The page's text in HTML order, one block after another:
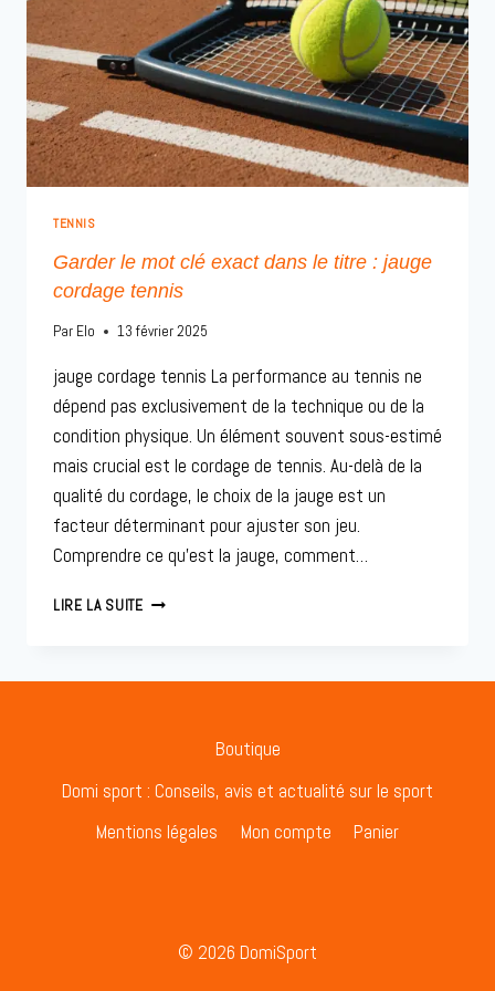
TENNIS
Garder le mot clé exact dans le titre : jauge
cordage tennis
Par Elo 13 février 2025
jauge cordage tennis La performance au tennis ne
dépend pas exclusivement de la technique ou de la
condition physique. Un élément souvent sous-estimé
mais crucial est le cordage de tennis. Au-delà de la
qualité du cordage, le choix de la jauge est un
facteur déterminant pour ajuster son jeu.
Comprendre ce qu’est la jauge, comment…
LIRE LA SUITEGARDER
CORDAGE
Boutique
Domi sport : Conseils, avis et actualité sur le sport
Mentions légales
Mon compte Panier
© 2026 DomiSport